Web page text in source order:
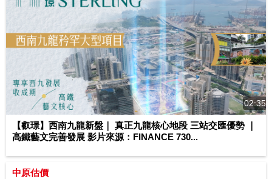
02:35
【叡璟】西南九龍新盤｜ 真正九龍核心地段 三站交匯優勢 ｜
高鐵藝文完善發展 影片來源：FINANCE 730...
中原估價